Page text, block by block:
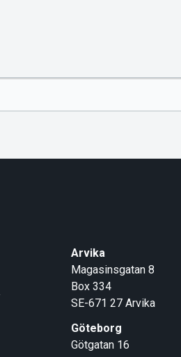
Arvika
Magasinsgatan 8
Box 334
SE-671 27 Arvika
Göteborg
Götgatan 16